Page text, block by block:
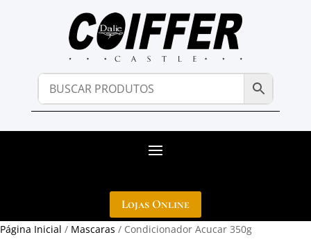
Lojas Online
Página Inicial / Mascaras / Condicionador Acucar 350g